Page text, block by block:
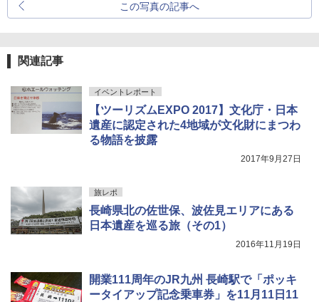
この写真の記事へ
関連記事
イベントレポート
【ツーリズムEXPO 2017】文化庁・日本
遺産に認定された4地域が文化財にまつわ
る物語を披露
2017年9月27日
旅レポ
長崎県北の佐世保、波佐見エリアにある
日本遺産を巡る旅（その1）
2016年11月19日
開業111周年のJR九州 長崎駅で「ポッキ
ータイアップ記念乗車券」を11月11日11